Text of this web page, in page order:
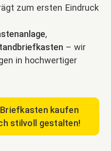
zum ersten Eindruck
,
– wir
in hochwertiger
kaufen
stilvoll gestalten!